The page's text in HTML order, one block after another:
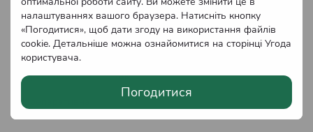
налаштуваннях вашого браузера. Натисніть кнопку
«Погодитися», щоб дати згоду на використання файлів
cookie. Детальніше можна ознайомитися на сторінці Угода
користувача.
Погодитися
пестициду
Ні
Країна
виробник
Іспанія
Ефект добрива
Так
форма
Водна суспензія